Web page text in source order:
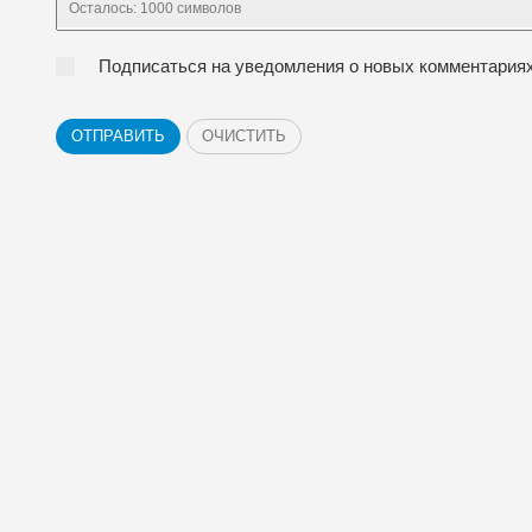
Осталось: 1000 символов
Подписаться на уведомления о новых
ОТПРАВИТЬ ОЧИСТИТЬ